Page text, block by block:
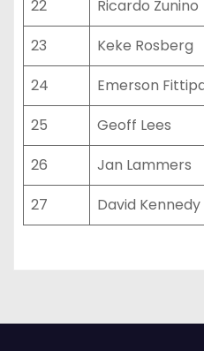
22
Ricardo Zunino
23
Keke Rosberg
24
Emerson
25
Geoff Lees
26
Jan Lammers
27
David Kennedy